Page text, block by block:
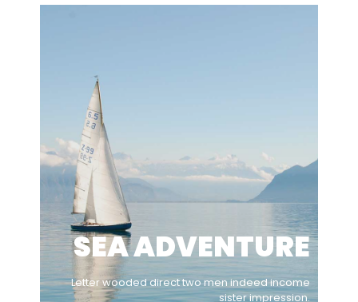
SEA ADVENTURE
Letter wooded direct two men indeed income
sister impression.